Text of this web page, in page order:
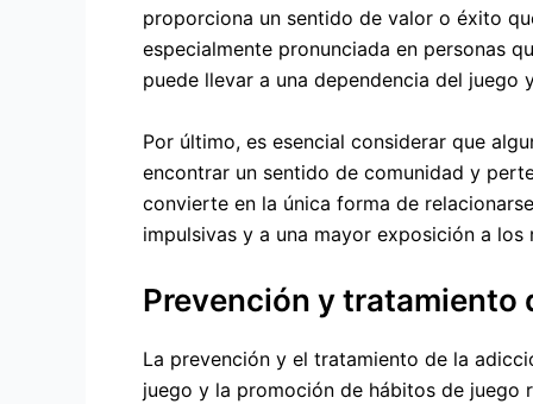
proporciona un sentido de valor o éxito
especialmente pronunciada en personas
puede llevar a una dependencia del juego
Por último, es esencial considerar que
encontrar un sentido de comunidad y
convierte en la única forma de
impulsivas y a una mayor exposición a
Prevención y tratamiento
La prevención y el tratamiento de la
juego y la promoción de hábitos de juego